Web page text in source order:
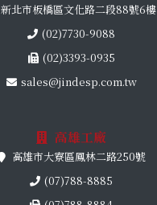
新北市板橋區文化路二段88號6樓
(02)7730-9088
(02)3393-0935
sales@jindesp.com.tw
高雄工廠
高雄市大寮區鳳林二路250號
(07)788-8885